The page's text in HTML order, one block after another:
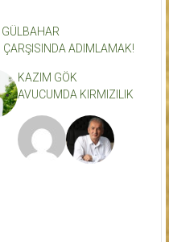
ÇARŞISINDA ADIMLAMAK!
KAZIM GÖK
AVUCUMDA KIRMIZILIK